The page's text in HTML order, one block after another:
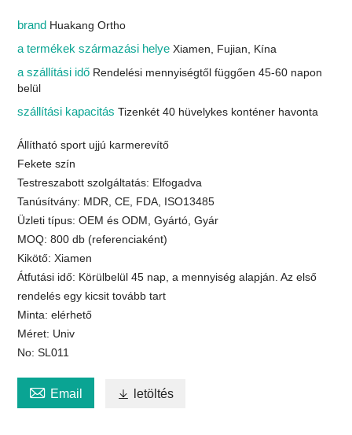
brand Huakang Ortho
a termékek származási helyeXiamen, Fujian, Kína
a szállítási idő Rendelési mennyiségtől függően 45-60 napon
belül
szállítási kapacitásTizenkét 40 hüvelykes konténer havonta
Állítható sport ujjú karmerevítő
Fekete szín
Testreszabott szolgáltatás: Elfogadva
Tanúsítvány: MDR, CE, FDA, ISO13485
Üzleti típus: OEM és ODM, Gyártó, Gyár
MOQ: 800 db (referenciaként)
Kikötő: Xiamen
Átfutási idő: Körülbelül 45 nap, a mennyiség alapján. Az első
rendelés egy kicsit tovább tart
Minta: elérhető
Méret: Univ
No: SL011
 Email  letöltés